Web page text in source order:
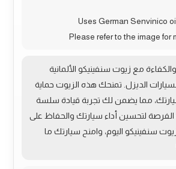
مع زيوت سنفينيكو الألمانية
الديزل. تمنحك هذه الزيوت حماية
مما يضمن لك تجربة قيادة سلسة
لتحسين أداء سيارتك والحفاظ على
سنفينيكو اليوم، وامنح سيارتك ما